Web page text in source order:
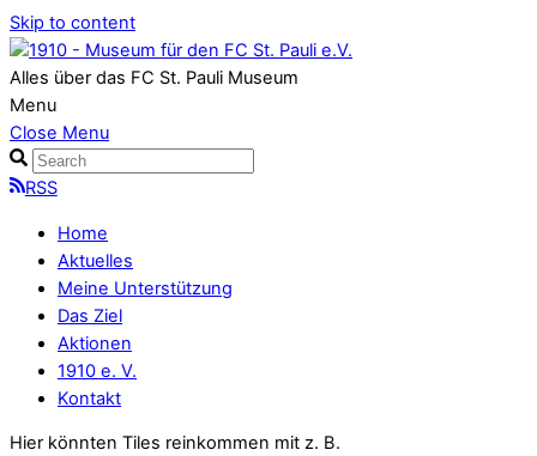
Skip to content
Alles über das FC St. Pauli Museum
Menu
Close Menu
RSS
Home
Aktuelles
Meine Unterstützung
Das Ziel
Aktionen
1910 e. V.
Kontakt
Hier könnten Tiles reinkommen mit z. B.